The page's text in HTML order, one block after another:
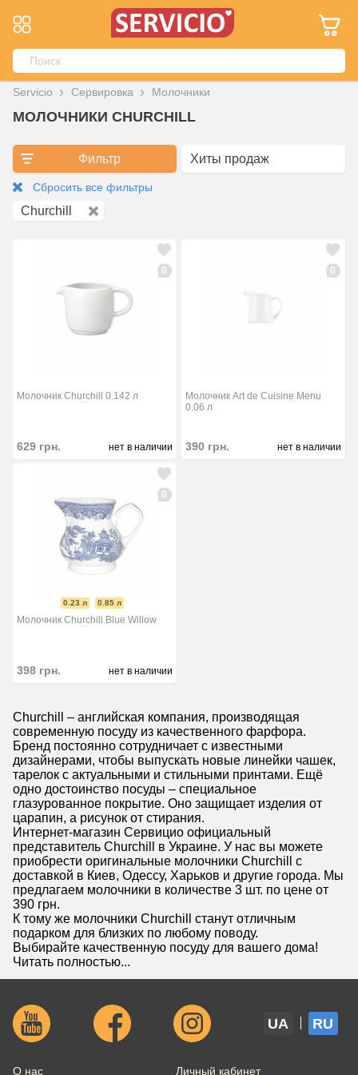
Servicio Сервировка Молочники
МОЛОЧНИКИ CHURCHILL
Фильтр
Сбросить все фильтры
Churchill
0
Молочник Churchill 0.142 л
629 грн. нет в наличии
0
Молочник Art de Cuisine Menu
0.06 л
390 грн. нет в наличии
0
0.23 л 0.85 л
Молочник Churchill Blue Willow
398 грн. нет в наличии
Churchill – английская компания, производящая
современную посуду из качественного фарфора.
Бренд постоянно сотрудничает с известными
дизайнерами, чтобы выпускать новые линейки чашек,
тарелок с актуальными и стильными принтами. Ещё
одно достоинство посуды – специальное
глазурованное покрытие. Оно защищает изделия от
царапин, а рисунок от стирания.
Интернет-магазин Сервицио официальный
представитель Churchill в Украине. У нас вы можете
приобрести оригинальные молочники Churchill с
доставкой в Киев, Одессу, Харьков и другие города. Мы
предлагаем молочники в количестве 3 шт. по цене от
390 грн.
К тому же молочники Churchill станут отличным
подарком для близких по любому поводу.
Выбирайте качественную посуду для вашего дома!
Читать полностью...
UA RU
О нас Личный кабинет